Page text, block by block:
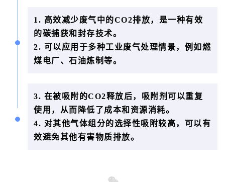
1. 高效减少废气中的CO2排放，是一种有效
的碳捕获和封存技术。
2. 可以应用于多种工业废气处理情景，例如燃
煤电厂、石油炼制等。
3. 在被吸附的CO2释放后，吸附剂可以重复
使用，从而降低了成本和资源消耗。
4. 对其他气体组分的选择性吸附较高，可以有
效避免其他有害物质排放。